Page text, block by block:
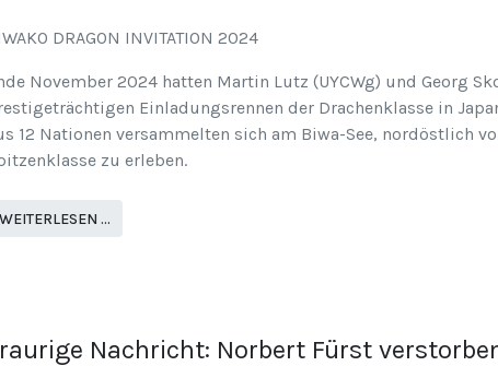
DRAGON INVITATION 2024
November 2024 hatten Martin Lutz (UYCWg) und Georg
Einladungsrennen der Drachenklasse in
12 Nationen versammelten sich am Biwa-See, nordöstlich
zu erleben.
…
Nachricht: Norbert Fürst